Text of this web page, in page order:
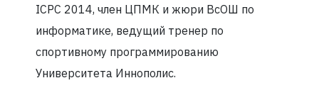
ICPC 2014, член ЦПМК и жюри ВсОШ по
информатике, ведущий тренер по
спортивному программированию
Университета Иннополис.